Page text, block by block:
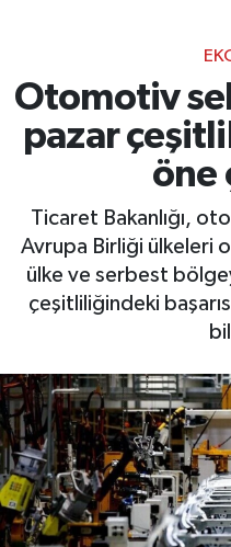
Otomotiv
pazar
öne
Ticaret Bakanlığı,
Avrupa Birliği ülkeleri
ülke ve serbest
çeşitliliğindeki